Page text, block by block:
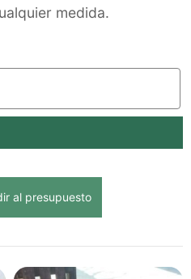
medida.
al presupuesto